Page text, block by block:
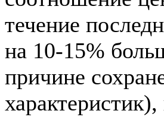
течение
на 10-15%
причине